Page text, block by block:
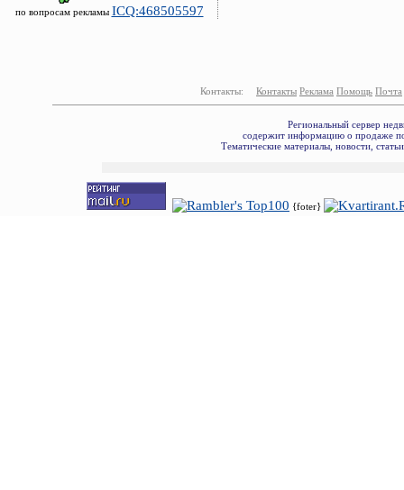
по вопросам рекламы ICQ:468505597
Контакты: Контакты Реклама Помощь Почта
Региональный сервер
содержит информацию о продаже
Тематические материалы, новости,
{foter}